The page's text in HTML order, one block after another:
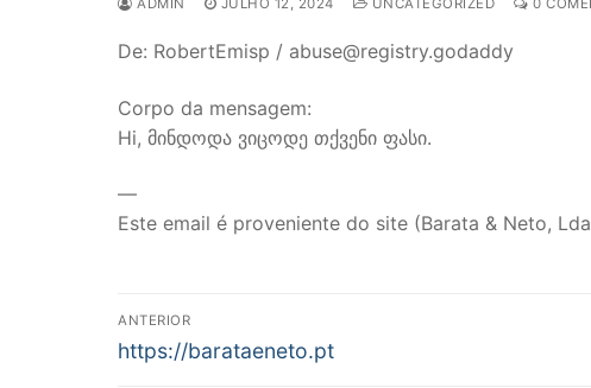
ADMIN JULHO 12, 2024 UNCATEGORIZED 0
De: RobertEmisp / abuse@registry.godaddy
Corpo da mensagem:
Hi, მინდოდა ვიცოდე თქვენი ფასი.
—
Este email é proveniente do site (Barata & Neto,
Navegação
de
ANTERIOR
Previous
https://barataeneto.pt